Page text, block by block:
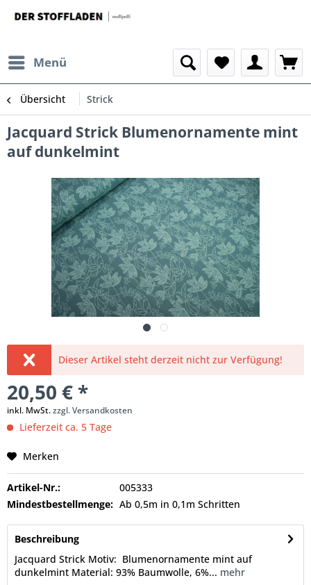
Menü
Übersicht Strick
Jacquard Strick Blumenornamente mint
auf dunkelmint
Dieser Artikel steht derzeit nicht zur Verfügung!
20,50 € *
inkl. MwSt.zzgl. Versandkosten
Lieferzeit ca. 5 Tage
Merken
Artikel-Nr.:
005333
Mindestbestellmenge: Ab 0,5m in 0,1m Schritten
Beschreibung
Jacquard Strick Motiv: Blumenornamente mint auf
dunkelmint Material: 93% Baumwolle, 6%... mehr